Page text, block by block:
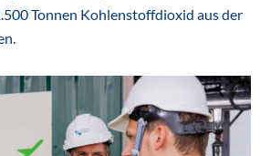
Tonnen Kohlenstoffdioxid aus der